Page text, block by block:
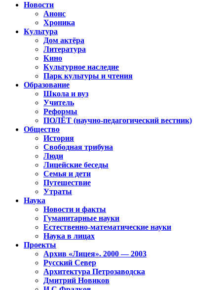
Новости
Анонс
Хроника
Культура
Дом актёра
Литература
Кино
Культурное наследие
Парк культуры и чтения
Образование
Школа и вуз
Учитель
Реформы
ПОЛЁТ (научно-педагогический вестник)
Общество
История
Свободная трибуна
Люди
Лицейские беседы
Семья и дети
Путешествие
Утраты
Наука
Новости и факты
Гуманитарные науки
Естественно-математические науки
Наука в лицах
Проекты
Архив «Лицея». 2000 — 2003
Русский Север
Архитектура Петрозаводска
Дмитрий Новиков